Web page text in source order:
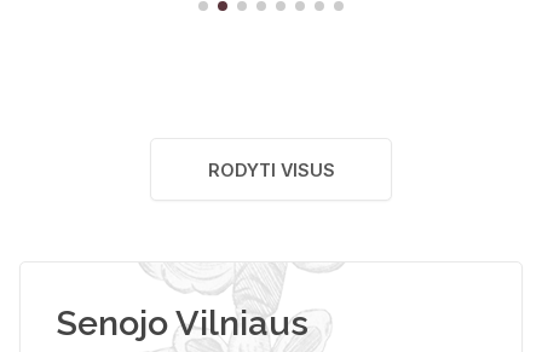
RODYTI VISUS
Senojo Vilniaus